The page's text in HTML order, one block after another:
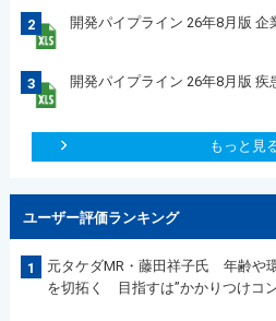
2 開発パイプライン 26年8月版 企
3 開発パイプライン 26年8月版 疾
もっと見
ユーザー評価ランキング
1
元タケダMR・藤田祥子氏 年齢や
を切拓く 目指すは”かかりつけコ